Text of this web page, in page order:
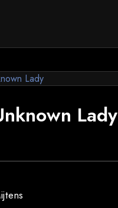
Lady